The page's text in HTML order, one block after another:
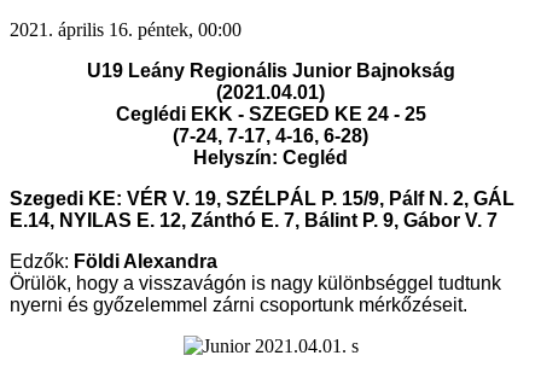
2021. április 16. péntek, 00:00
U19 Leány Regionális Junior Bajnokság
(2021.04.01)
Ceglédi EKK - SZEGED KE 24 - 25
(7-24, 7-17, 4-16, 6-28)
Helyszín: Cegléd
Szegedi KE: VÉR V. 19, SZÉLPÁL P. 15/9, Pálf N. 2, GÁL
E.14, NYILAS E. 12, Zánthó E. 7, Bálint P. 9, Gábor V. 7
Edzők: Földi Alexandra
Örülök, hogy a visszavágón is nagy különbséggel tudtunk
nyerni és győzelemmel zárni csoportunk mérkőzéseit.